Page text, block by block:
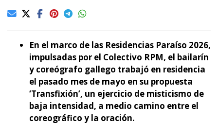
En el marco de las Residencias Paraíso 2026,
impulsadas por el Colectivo RPM, el bailarín
y coreógrafo gallego trabajó en residencia
el pasado mes de mayo en su propuesta
‘Transfixión’, un ejercicio de misticismo de
baja intensidad, a medio camino entre el
coreográfico y la oración.